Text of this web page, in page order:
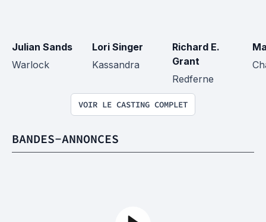
Julian Sands
Warlock
Lori Singer
Kassandra
Richard E.
Grant
Redferne
VOIR LE CASTING COMPLET
BANDES-ANNONCES